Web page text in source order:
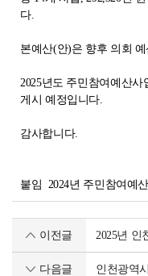
다.
본예산(안)은 향후 의회
2025년도 주민참여예산
게시 예정입니다.
감사합니다.
붙임 2024년 주민참여예
이전글 2025년 인
다음글 인천광역